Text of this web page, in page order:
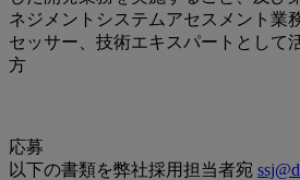
ネジメントシステムアセスメント業
セッサー、技術エキスパートとして
方
応募
以下の書類を弊社採用担当者宛